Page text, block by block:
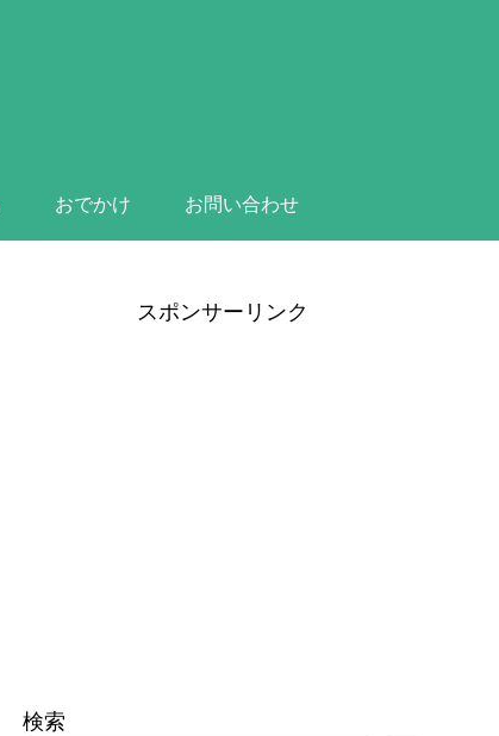
おでかけ お問い合わせ
スポンサーリンク
検索